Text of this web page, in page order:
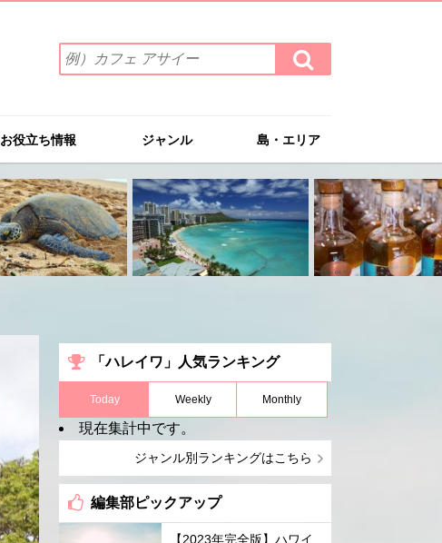
索
ワ
を
入
力
(例）
カ
フ
ェ
イ
ー
検
索
す
お役立ち情報 ジャンル 島・エリア
「ハレイワ」人気ランキング
Today Weekly Monthly
現在集計中です。
ジャンル別ランキングはこちら
編集部ピックアップ
【2023年完全版】ハワイ